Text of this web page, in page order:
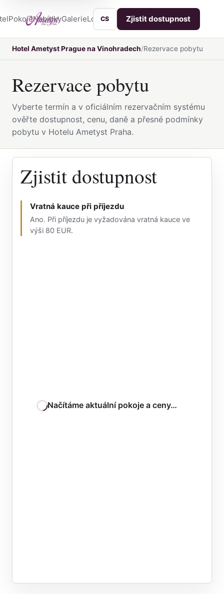
PokojeNabídkyGalerieLokalita SlužbyKontakt
CS Zjistit dostupnost
Hotel Ametyst Prague na Vinohradech Rezervace pobytu
Rezervace pobytu
Vyberte termín a v oficiálním rezervačním systému
ověřte dostupnost, cenu, daně a přesné podmínky
pobytu v Hotelu Ametyst Praha.
Zjistit dostupnost
Vratná kauce při příjezdu
Ano. Při příjezdu je vyžadována vratná kauce ve
výši 80 EUR.
Načítáme aktuální pokoje a ceny…